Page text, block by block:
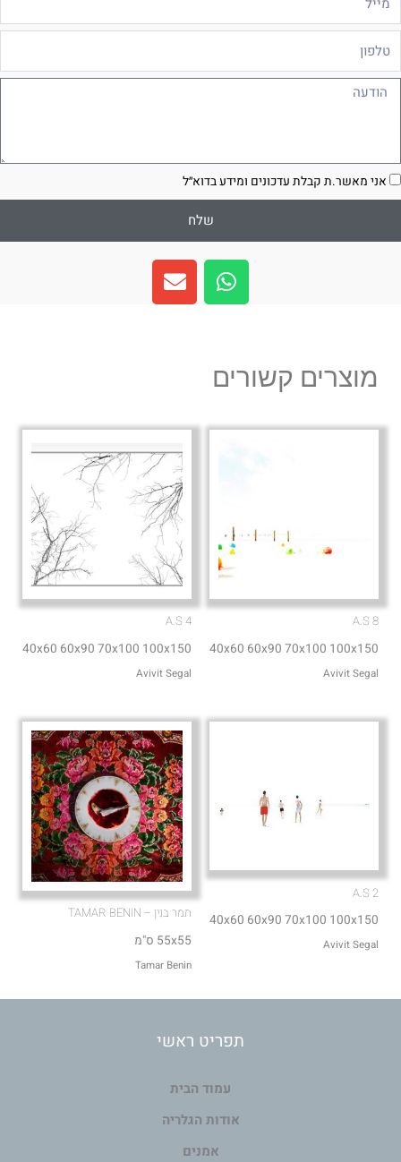
אני מאשר.ת קבלת עדכונים ומידע בדוא״ל
שלח
W
h
a
a
p
E
n
v
e
מוצרים קשורים
A.S 8
40x60 60x90 70x100 100x150
Avivit Segal
A.S 4
40x60 60x90 70x100 100x150
Avivit Segal
A.S 2
40x60 60x90 70x100 100x150
Avivit Segal
תמר בנין – TAMAR BENIN
55x55 ס"מ
Tamar Benin
תפריט ראשי
עמוד הבית
אודות הגלריה
אמנים